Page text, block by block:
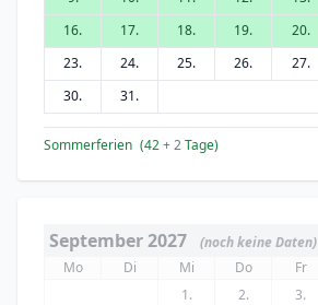
16.
17. 18. 19. 20.
23.
24. 25. 26. 27.
30.
31.
Sommerferien (42+ 2Tage)
September 2027
(noch keine Daten)
Mo
Di Mi Do Fr
1.
2. 3.